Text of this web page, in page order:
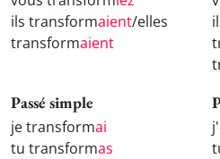
ils transformaient/elles
transformaient
Passé simple
je transformai
tu transformas